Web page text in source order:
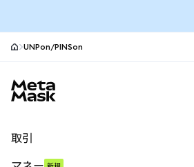
UNPon/PINSon
取引